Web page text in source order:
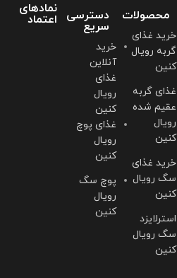
محصولات
خرید غذای
گربه رویال
کنین
غذای گربه
عقیم شده
رویال
کنین
خرید غذای
سگ رویال
کنین
استرلایزد
سگ رویال
کنین
دسترسی
سریع
خرید
آنلاین
غذای
رویال
کنین
غذای پوچ
رویال
کنین
پوچ سگ
رویال
کنین
نمادهای
اعتماد